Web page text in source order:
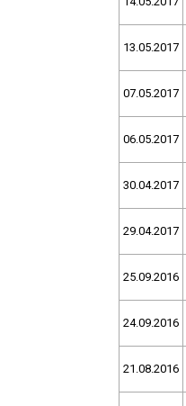
13.05.2017
07.05.2017
06.05.2017
30.04.2017
29.04.2017
25.09.2016
24.09.2016
21.08.2016